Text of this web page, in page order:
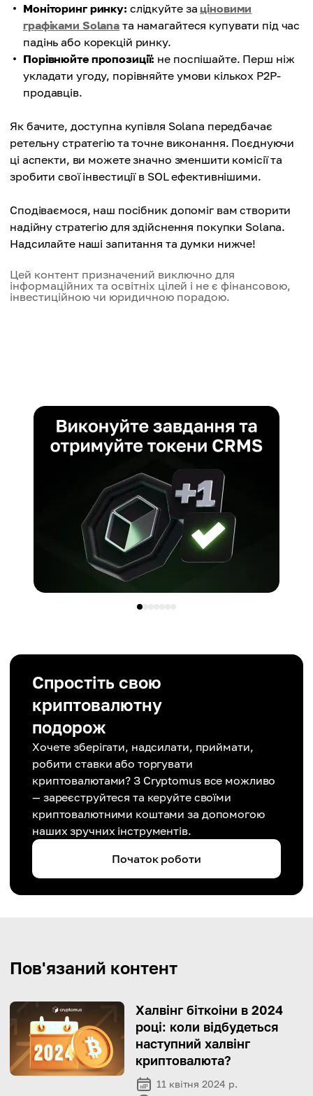
Моніторинг ринку: слідкуйте заціновими
графіками Solana та намагайтеся купувати під час
падінь або корекцій ринку.
Порівнюйте пропозиції: не поспішайте. Перш ніж
укладати угоду, порівняйте умови кількох P2P-
продавців.
Як бачите, доступна купівля Solana передбачає
ретельну стратегію та точне виконання. Поєднуючи
ці аспекти, ви можете значно зменшити комісії та
зробити свої інвестиції в SOL ефективнішими.
Сподіваємося, наш посібник допоміг вам створити
надійну стратегію для здійснення покупки Solana.
Надсилайте наші запитання та думки нижче!
Цей контент призначений виключно для
інформаційних та освітніх цілей і не є фінансовою,
інвестиційною чи юридичною порадою.
Спростіть свою
криптовалютну
подорож
Хочете зберігати, надсилати, приймати,
робити ставки або торгувати
криптовалютами? З Cryptomus все можливо
— зареєструйтеся та керуйте своїми
криптовалютними коштами за допомогою
наших зручних інструментів.
Початок роботи
Пов'язаний контент
Халвінг біткоіни в 2024
році: коли відбудеться
наступний халвінг
криптовалюта?
11 квітня 2024 р.